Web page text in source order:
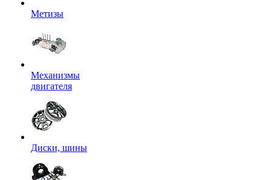
Метизы
Механизмы
двигателя
Диски, шины